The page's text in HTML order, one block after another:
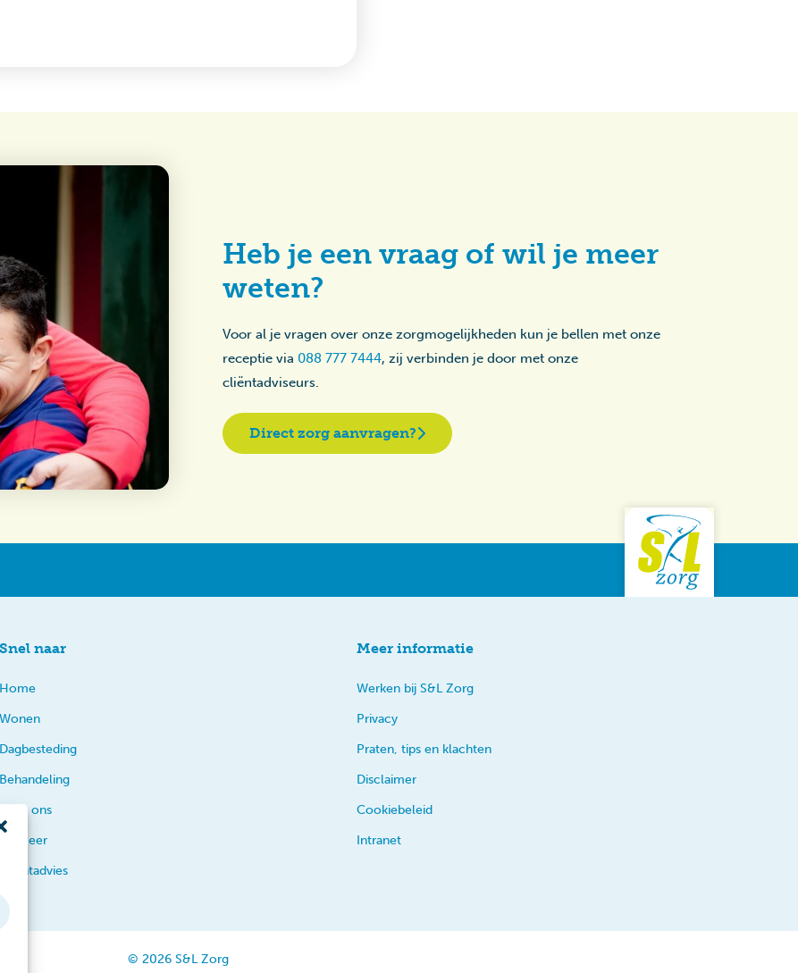
Heb je een vraag of wil je meer
weten?
Voor al je vragen over onze zorgmogelijkheden kun je bellen met onze
receptie via 088 777 7444, zij verbinden je door met onze
cliëntadviseurs.
Direct zorg aanvragen?
Snel naar
Home
Wonen
Dagbesteding
Behandeling
Over ons
En meer
Cliëntadvies
Meer informatie
Werken bij S&L Zorg
Privacy
Praten, tips en klachten
Disclaimer
Cookiebeleid
Intranet
© 2026 S&L Zorg